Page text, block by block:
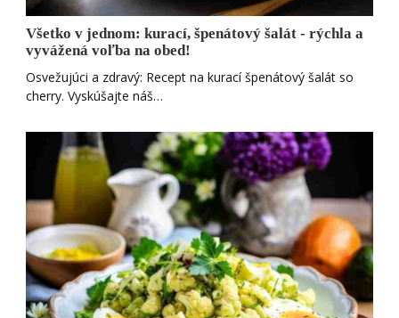
Všetko v jednom: kurací, špenátový šalát - rýchla a
vyvážená voľba na obed!
Osvežujúci a zdravý: Recept na kurací špenátový šalát so
cherry. Vyskúšajte náš…